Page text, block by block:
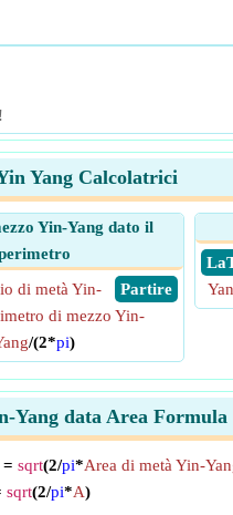
Yang Calcolatrici
Yin-Yang dato il
​ Partire
di metà Yin-
di mezzo Yin-
/(2*pi)
Yang data Area Formula
= sqrt(2/pi*Area di metà Yin-
sqrt(2/pi*A)